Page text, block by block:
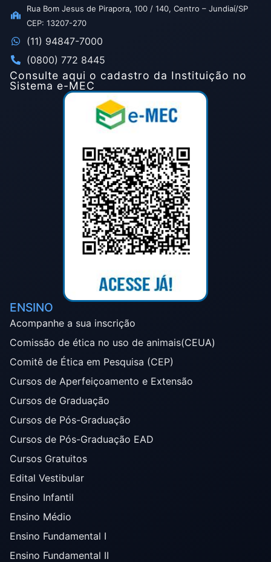
Rua Bom Jesus de Pirapora, 100 / 140, Centro – Jundiaí/SP
CEP: 13207-270
(11) 94847-7000
(0800) 772 8445
Consulte aqui o cadastro da Instituição no
Sistema e-MEC
ENSINO
Acompanhe a sua inscrição
Comissão de ética no uso de animais(CEUA)
Comitê de Ética em Pesquisa (CEP)
Cursos de Aperfeiçoamento e Extensão
Cursos de Graduação
Cursos de Pós-Graduação
Cursos de Pós-Graduação EAD
Cursos Gratuitos
Edital Vestibular
Ensino Infantil
Ensino Médio
Ensino Fundamental I
Ensino Fundamental II